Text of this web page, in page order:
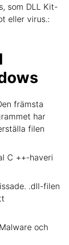
som DLL Kit-
eller virus.:
främsta
har
filen
C ++-haveri
.dll-filen
och